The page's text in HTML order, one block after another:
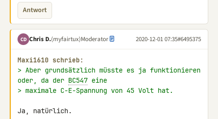
Antwort
CD Chris D.(myfairtux)Moderator 2020-12-01 07:35#6495375
Maxi1610 schrieb:
> Aber grundsätzlich müsste es ja funktionieren
oder, da der BC547 eine
> maximale C-E-Spannung von 45 Volt hat.
Ja, natürlich.